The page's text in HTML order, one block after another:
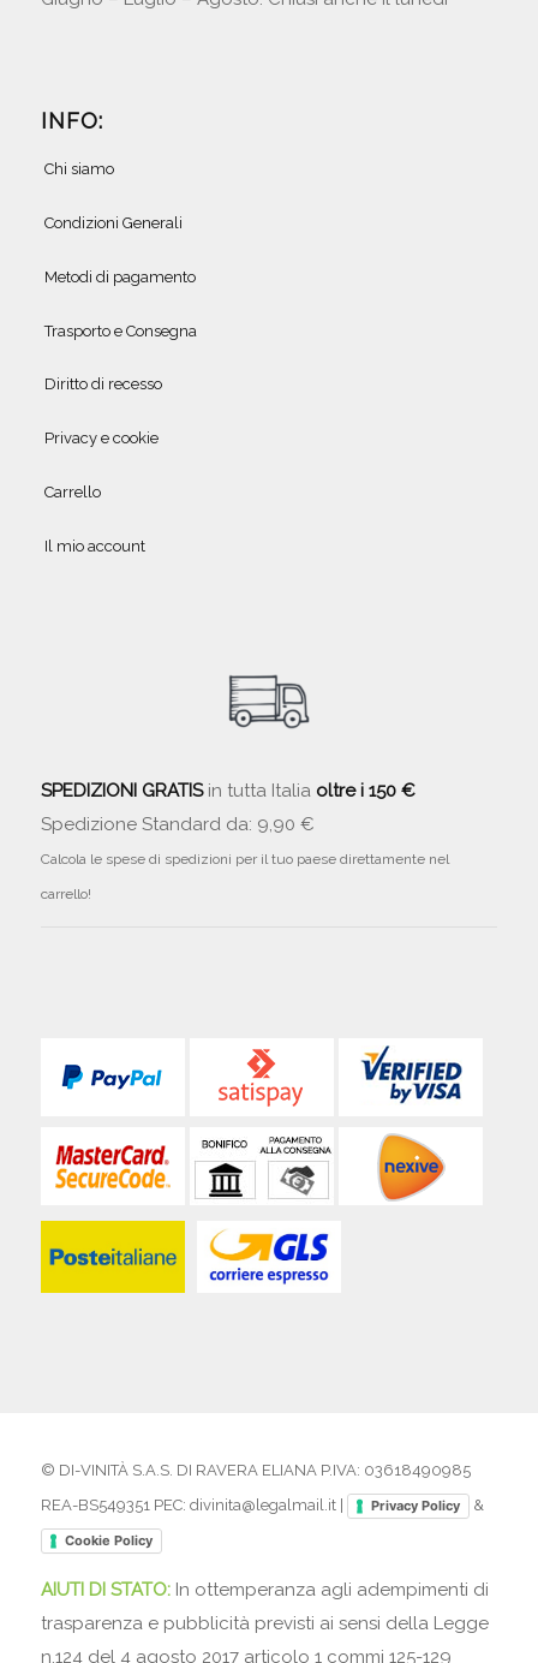
INFO:
Chi siamo
Condizioni Generali
Metodi di pagamento
Trasporto e Consegna
Diritto di recesso
Privacy e cookie
Carrello
Il mio account
SPEDIZIONI GRATISin tutta Italia oltre i 150 €
Spedizione Standard da: 9,90 €
Calcola le spese di spedizioni per il tuo paese direttamente nel
carrello!
© DI-VINITÀ S.A.S. DI RAVERA ELIANA P.IVA: 03618490985
REA-BS549351 PEC: divinita@legalmail.it |
Privacy Policy &
Cookie Policy
AIUTI DI STATO: In ottemperanza agli adempimenti di
trasparenza e pubblicità previsti ai sensi della Legge
n.124 del 4 agosto 2017 articolo 1 commi 125-129